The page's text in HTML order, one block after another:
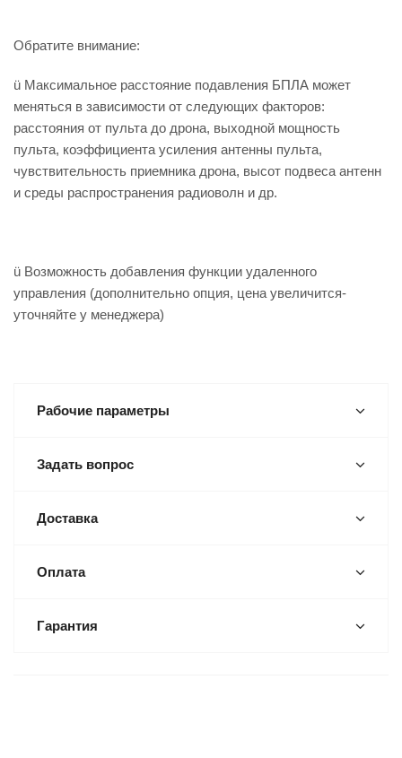
Обратите внимание:
ü Максимальное расстояние подавления БПЛА может
меняться в зависимости от следующих факторов:
расстояния от пульта до дрона, выходной мощность
пульта, коэффициента усиления антенны пульта,
чувствительность приемника дрона, высот подвеса антенн
и среды распространения радиоволн и др.
ü Возможность добавления функции удаленного
управления (дополнительно опция, цена увеличится-
уточняйте у менеджера)
Рабочие параметры
Задать вопрос
Доставка
Оплата
Гарантия